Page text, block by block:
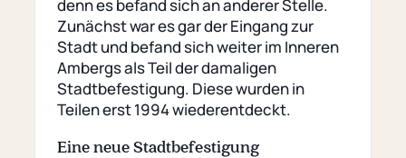
denn es befand sich an anderer Stelle.
Zunächst war es gar der Eingang zur
Stadt und befand sich weiter im Inneren
Ambergs als Teil der damaligen
Stadtbefestigung. Diese wurden in
Teilen erst 1994 wiederentdeckt.
Eine neue Stadtbefestigung